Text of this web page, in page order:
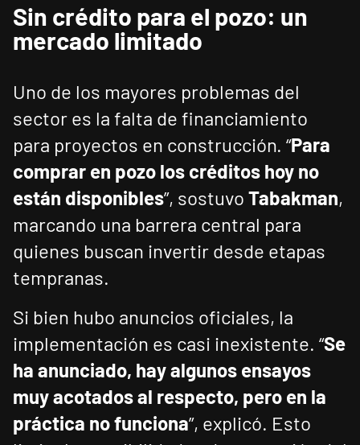
Sin crédito para el pozo: un
mercado limitado
Uno de los mayores problemas del
sector es la falta de financiamiento
para proyectos en construcción. “Para
comprar en pozo los créditos hoy no
están disponibles”, sostuvo Tabakman,
marcando una barrera central para
quienes buscan invertir desde etapas
tempranas.
Si bien hubo anuncios oficiales, la
implementación es casi inexistente. “Se
ha anunciado, hay algunos ensayos
muy acotados al respecto, pero en la
práctica no funciona”, explicó. Esto